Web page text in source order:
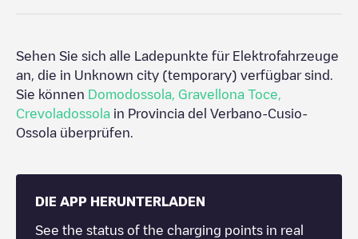
Sehen Sie sich alle Ladepunkte für Elektrofahrzeuge
an, die in Unknown city (temporary) verfügbar sind.
Sie können Domodossola Gravellona Toce
Crevoladossola in Provincia del Verbano-Cusio-
Ossola überprüfen.
DIE APP HERUNTERLADEN
See the status of the charging points in real